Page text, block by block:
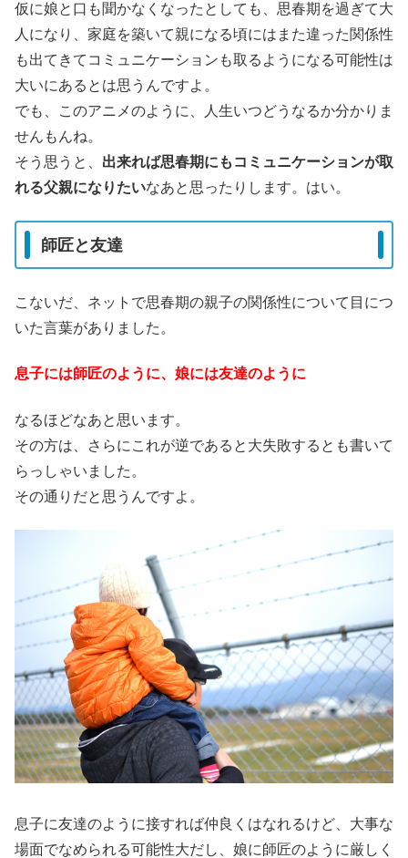
仮に娘と口も聞かなくなったとしても、思春期を過ぎて大
人になり、家庭を築いて親になる頃にはまた違った関係性
も出てきてコミュニケーションも取るようになる可能性は
大いにあるとは思うんですよ。
でも、このアニメのように、人生いつどうなるか分かりま
せんもんね。
そう思うと、 出来れば思春期にもコミュニケーションが取
れる父親になりたいなあと思ったりします。はい。
師匠と友達
こないだ、ネットで思春期の親子の関係性について目につ
いた言葉がありました。
息子には師匠のように、娘には友達のように
なるほどなあと思います。
その方は、さらにこれが逆であると大失敗するとも書いて
らっしゃいました。
その通りだと思うんですよ。
息子に友達のように接すれば仲良くはなれるけど、大事な
場面でなめられる可能性大だし、娘に師匠のように厳しく